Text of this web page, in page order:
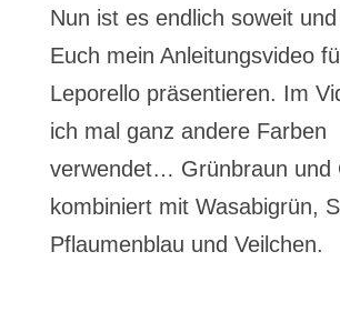
Nun ist es endlich soweit
Euch mein Anleitungsvideo
Leporello präsentieren. Im
ich mal ganz andere Farben
verwendet… Grünbraun und
kombiniert mit Wasabigrün,
Pflaumenblau und Veilchen.